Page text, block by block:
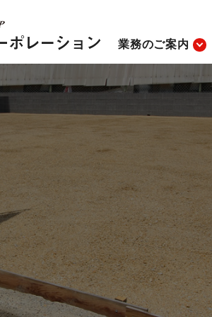
業務のご案内